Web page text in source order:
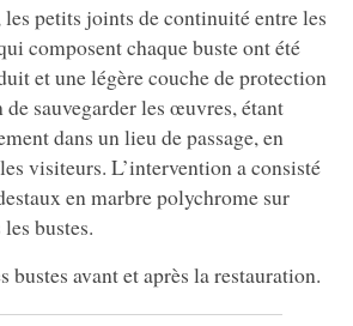
les petits joints de continuité entre les
composent chaque buste ont été
et une légère couche de protection
sauvegarder les œuvres, étant
dans un lieu de passage, en
visiteurs. L’intervention a consisté
en marbre polychrome sur
bustes.
bustes avant et après la restauration.